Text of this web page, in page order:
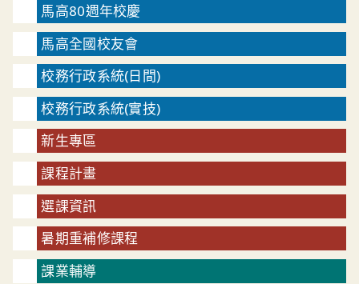
馬高80週年校慶
馬高全國校友會
校務行政系統(日間)
校務行政系統(實技)
新生專區
課程計畫
選課資訊
暑期重補修課程
課業輔導